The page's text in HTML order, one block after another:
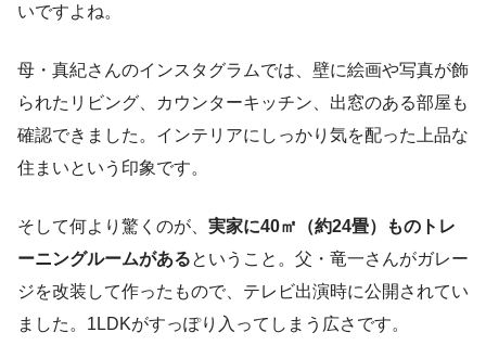
いですよね。
母・真紀さんのインスタグラムでは、壁に絵画や写真が飾
られたリビング、カウンターキッチン、出窓のある部屋も
確認できました。インテリアにしっかり気を配った上品な
住まいという印象です。
そして何より驚くのが、 実家に40㎡（約24畳）ものトレ
ーニングルームがあるということ。父・竜一さんがガレー
ジを改装して作ったもので、テレビ出演時に公開されてい
ました。1LDKがすっぽり入ってしまう広さです。